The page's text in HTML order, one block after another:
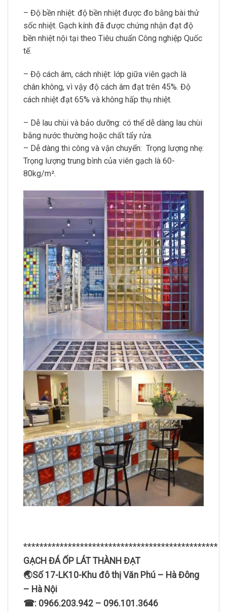
– Độ bền nhiệt: độ bền nhiệt được đo bằng bài thử
sốc nhiệt. Gạch kính đã được chứng nhận đạt độ
bền nhiệt nội tại theo Tiêu chuẩn Công nghiệp Quốc
tế.
– Độ cách âm, cách nhiệt: lớp giữa viên gạch là
chân không, vì vậy độ cách âm đạt trên 45%. Độ
cách nhiệt đạt 65% và không hấp thụ nhiệt.
– Dễ lau chùi và bảo dưỡng: có thể dễ dàng lau chùi
bằng nước thường hoặc chất tẩy rửa.
– Dễ dàng thi công và vận chuyển: Trọng lượng nhẹ:
Trọng lượng trung bình của viên gạch là 60-
80kg/m².
************************************************
GẠCH ĐÁ ỐP LÁT THÀNH ĐẠT
🌏Số 17-LK10-Khu đô thị Văn Phú – Hà Đông
– Hà Nội
☎: 0966.203.942 – 096.101.3646